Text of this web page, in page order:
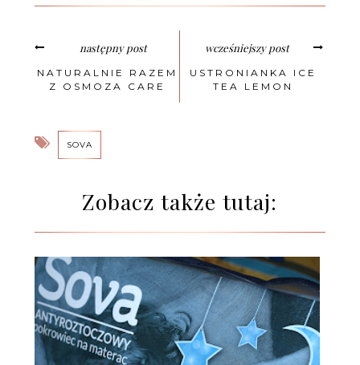
następny post
NATURALNIE RAZEM
Z OSMOZA CARE
wcześniejszy post
USTRONIANKA ICE
TEA LEMON
SOVA
Zobacz także tutaj: